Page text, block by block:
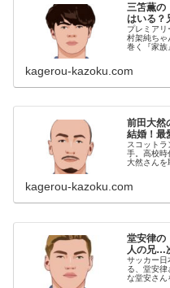
三笘薫の
はいる？
プレミア
村架純ちゃ
巻く『家
kagerou-kazoku.com
前田大然
結婚！最
スコットラ
手。高校時
大然さん
kagerou-kazoku.com
堂安律の
人の兄…
サッカー日
る、堂安
な堂安さ